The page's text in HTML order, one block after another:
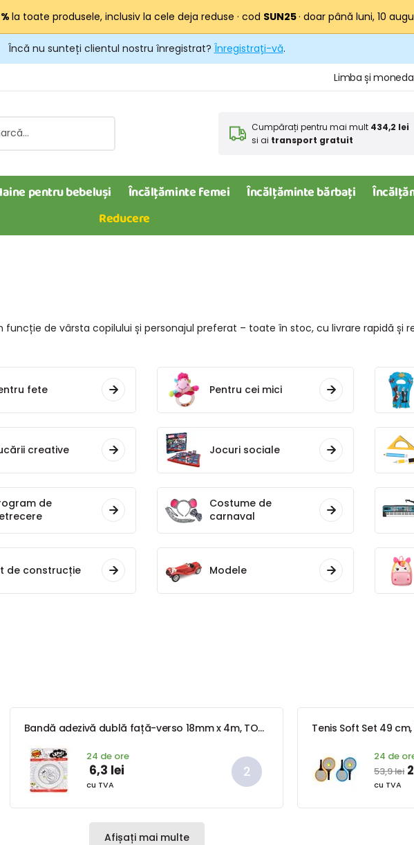
la toate produsele, inclusiv la cele deja reduse · cod SUN25· doar până luni, 10
Încă nu sunteți clientul nostru înregistrat? Înregistrați-vă.
Limba și moneda
Cumpărați pentru mai mult 434,2 lei
si ai transport gratuit
pentru bebeluși Încălțăminte femei Încălțăminte bărbați
Reducere
funcție de vârsta copilului și personajul preferat – toate în stoc, cu livrare rapidă și
fete Pentru cei mici
creative Jocuri sociale
de
Costume de
carnaval
de construcție Modele
Bandă adezivă dublă față-verso 18mm x 4m, TOTO, W814501
24 de ore
6,3 lei
cu TVA
Tenis Soft Set 49 cm,
24 de
53,9 lei
cu TVA
Afișați mai multe